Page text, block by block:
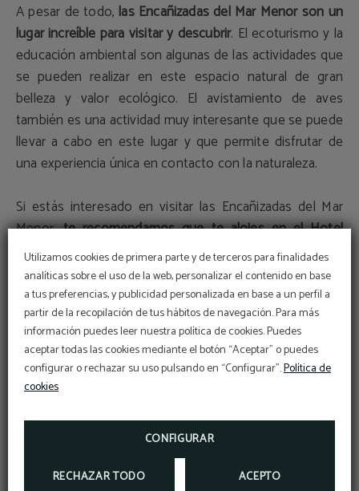
Utilizamos cookies de primera parte y de terceros para finalidades
analíticas sobre el uso de la web, personalizar el contenido en base
a tus preferencias, y publicidad personalizada en base a un perfil a
partir de la recopilación de tus hábitos de navegación. Para más
información puedes leer nuestra política de cookies. Puedes
aceptar todas las cookies mediante el botón “Aceptar” o puedes
configurar o rechazar su uso pulsando en “Configurar”.Política de
cookies
CONFIGURAR
RECHAZAR TODO ACEPTO
A pesar de todo,las Encañizadas del Mar Menor son un
lugar increíble para visitar y descubrir. El ecoturismo y la
educación ambiental son algunas de las actividades que
se pueden realizar en este espacio natural de gran
belleza y valor ecológico. El avistamiento de aves
también es una actividad muy interesante que se puede
llevar a cabo en este lugar y que permite disfrutar de
una experiencia única en contacto con la naturaleza.
Si estás interesado en visitar las Encañizadas del Mar
Menor,te recomendamos que te alojes en el Hotel
Aparthotel Londresen Murcia. Este hotel está situado a
poca distancia de las Encañizadas y te permitirá disfrutar
de una estancia cómoda y relajante en la Región de
Murcia. Además,el personal del hotel te puede
proporcionar información y recomendacionessobre las
mejores actividades para realizar en la zona.
impresionante que merece la pena visitar y descubrir. A
pesar de que es un lugar frágil que requiere una gran
atención y cuidado, es posible disfrutar de la naturaleza